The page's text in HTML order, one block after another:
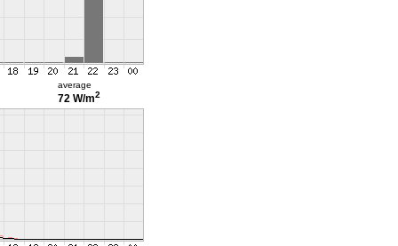
average
72 W/m2